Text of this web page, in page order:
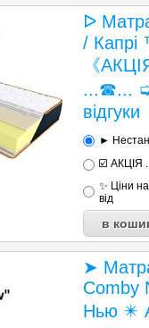
ᐅ
/
《
...☎... ➭
відгуки
►
☑️ АКЦІЯ
✨ Ціни
від
➤
Comby
Нью ✴️